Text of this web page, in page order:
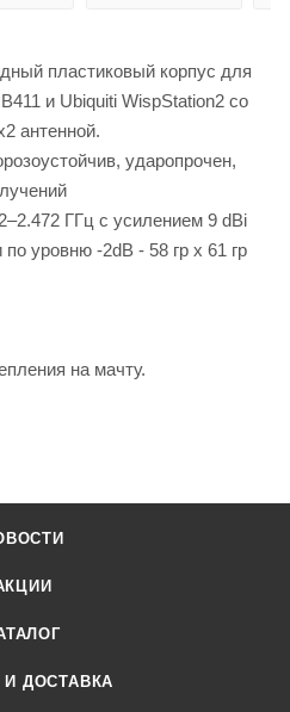
пластиковый корпус для
и Ubiquiti WispStation2 со
антенной.
ударопрочен,
ГГц c усилением 9 dBi
уровню -2dB - 58 гр х 61 гр
на мачту.
И ДОСТАВКА